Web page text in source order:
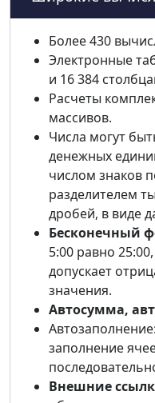
Более 430
Электронные
и 16 384
Расчеты
массивов.
Числа могут
денежных
числом знаков
разделителем
дробей, в виде
Бесконечный
5:00 равно
допускает
значения.
Автосумма,
заполнение
Внешние